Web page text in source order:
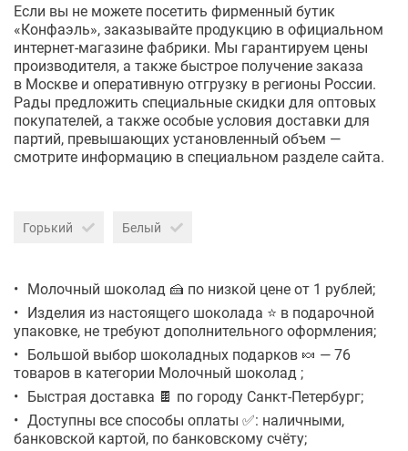
Если вы не можете посетить фирменный бутик
«Конфаэль», заказывайте продукцию в официальном
интернет-магазинефабрики. Мы гарантируем цены
производителя, а также быстрое получение заказа
в Москве и оперативную отгрузку в регионы России.
Рады предложить специальные скидки для оптовых
покупателей, а также особые условия доставки для
партий, превышающих установленный объем —
смотрите информацию в специальном разделе сайта.
Горький Белый
Молочный шоколад 🍰 по низкой цене от 1 рублей;
Изделия из настоящего шоколада ⭐ в подарочной
упаковке, не требуют дополнительного оформления;
Большой выбор шоколадных подарков 🍬 — 76
товаров в категории Молочный шоколад ;
Быстрая доставка 🍫 по городу Санкт-Петербург;
Доступны все способы оплаты ✅: наличными,
банковской картой, по банковскому счёту;